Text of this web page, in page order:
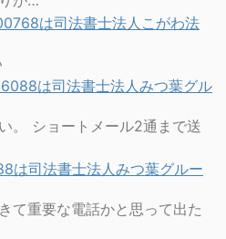
は司法書士法人こがわ法
は司法書士法人みつ葉グル
。 ショートメール2通まで送
は司法書士法人みつ葉グルー
て重要な電話かと思って出た